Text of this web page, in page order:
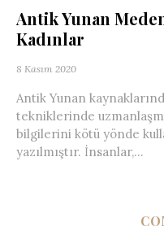
Antik Yunan
Kadınlar
8 Kasım 2020
Antik Yunan
tekniklerinde
bilgilerini kötü yönde
yazılmıştır. İnsanlar,...